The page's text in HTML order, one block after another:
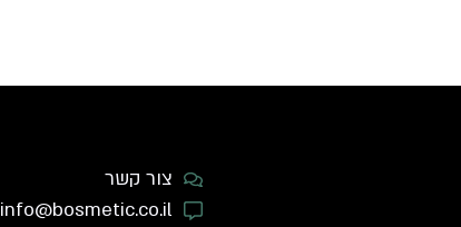
צור קשר
info@bosmetic.co.il